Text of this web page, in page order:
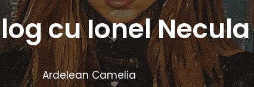
cu Ionel Necula
Ardelean Camelia